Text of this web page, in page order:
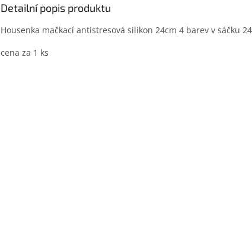
Detailní popis produktu
Housenka mačkací antistresová silikon 24cm 4 barev v sáčku
cena za 1 ks